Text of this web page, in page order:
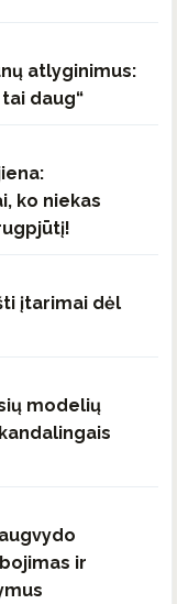
atlyginimus:
daug“
ko niekas
įtarimai dėl
modelių
ir